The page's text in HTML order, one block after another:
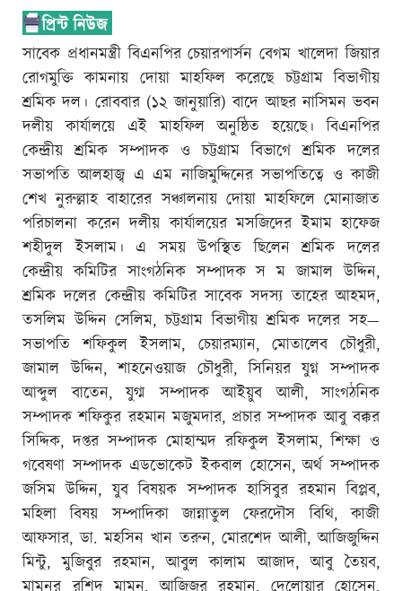
সাবেক প্রধানমন্ত্রী বিএনপির চেয়ারপার্সন বেগম খালেদা জিয়ার
রোগমুক্তি কামনায় দোয়া মাহফিল করেছে চট্টগ্রাম বিভাগীয়
শ্রমিক দল। রোববার (১২ জানুয়ারি) বাদে আছর নাসিমন ভবন
দলীয় কার্যালয়ে এই মাহফিল অনুষ্ঠিত হয়েছে। বিএনপির
কেন্দ্রীয় শ্রমিক সম্পাদক ও চট্টগ্রাম বিভাগে শ্রমিক দলের
সভাপতি আলহাজ্ব এ এম নাজিমুদ্দিনের সভাপতিত্বে ও কাজী
শেখ নুরুল্লাহ বাহারের সঞ্চালনায় দোয়া মাহফিলে মোনাজাত
পরিচালনা করেন দলীয় কার্যালয়ের মসজিদের ইমাম হাফেজ
শহীদুল ইসলাম। এ সময় উপস্থিত ছিলেন শ্রমিক দলের
কেন্দ্রীয় কমিটির সাংগঠনিক সম্পাদক স ম জামাল উদ্দিন,
শ্রমিক দলের কেন্দ্রীয় কমিটির সাবেক সদস্য তাহের আহমদ,
তসলিম উদ্দিন সেলিম, চট্টগ্রাম বিভাগীয় শ্রমিক দলের সহ—
সভাপতি শফিকুল ইসলাম, চেয়ারম্যান, মোতালেব চৌধুরী,
জামাল উদ্দিন, শাহনেওয়াজ চৌধুরী, সিনিয়র যুগ্ন সম্পাদক
আব্দুল বাতেন, যুগ্ম সম্পাদক আইয়ুব আলী, সাংগঠনিক
সম্পাদক শফিকুর রহমান মজুমদার, প্রচার সম্পাদক আবু বক্কর
সিদ্দিক, দপ্তর সম্পাদক মোহাম্মদ রফিকুল ইসলাম, শিক্ষা ও
গবেষণা সম্পাদক এডভোকেট ইকবাল হোসেন, অর্থ সম্পাদক
জসিম উদ্দিন, যুব বিষয়ক সম্পাদক হাসিবুর রহমান বিপ্লব,
মহিলা বিষয় সম্পাদিকা জান্নাতুল ফেরদৌস বিথি, কাজী
আফসার, ডা. মহসিন খান তরুন, মোরশেদ আলী, আজিজুদ্দিন
মিন্টু, মুজিবুর রহমান, আবুল কালাম আজাদ, আবু তৈয়ব,